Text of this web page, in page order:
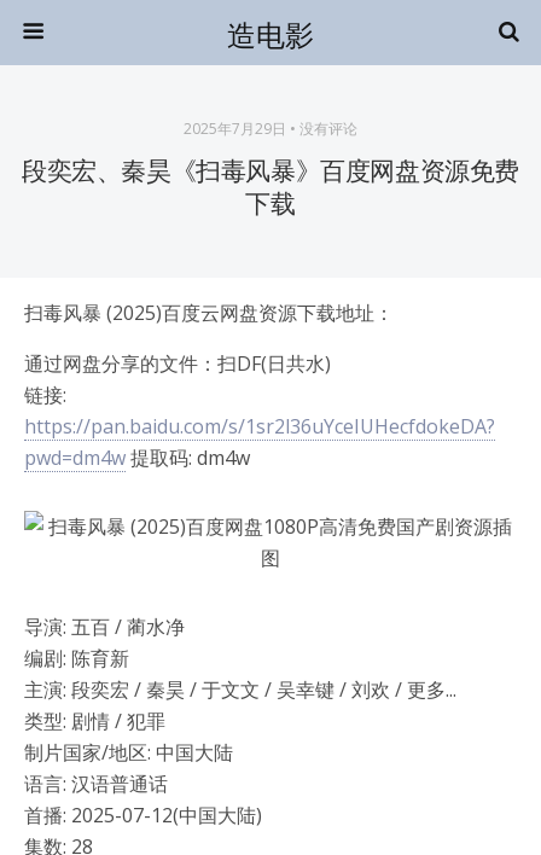
造电影
2025年7月29日 • 没有评论
段奕宏、秦昊《扫毒风暴》百度网盘资源免费
下载
扫毒风暴 (2025)百度云网盘资源下载地址：
通过网盘分享的文件：扫DF(日共水)
链接:
https://pan.baidu.com/s/1sr2l36uYceIUHecfdokeDA?
pwd=dm4w提取码: dm4w
导演: 五百 / 蔺水净
编剧: 陈育新
主演: 段奕宏 / 秦昊 / 于文文 / 吴幸键 / 刘欢 / 更多...
类型: 剧情 / 犯罪
制片国家/地区: 中国大陆
语言: 汉语普通话
首播: 2025-07-12(中国大陆)
集数: 28